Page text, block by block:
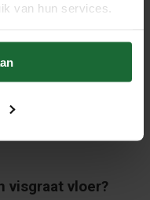
van hun services.
in huis, is tijdloos en
elke interieurstijl en
kiest voor kurk –
visgraat vloer?